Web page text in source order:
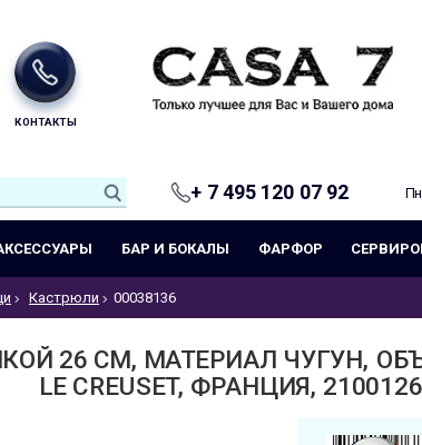
КОНТАКТЫ
+ 7 495 120 07 92
БАР И БОКАЛЫ ФАРФОР
Кастрюли 00038136
26 СМ, МАТЕРИАЛ ЧУГУН,
LE CREUSET, ФРАНЦИЯ,